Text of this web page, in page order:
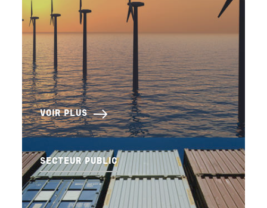
VOIR PLUS
SECTEUR PUBLIC